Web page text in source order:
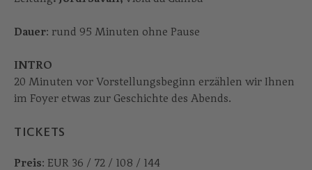
Dauer: rund 95 Minuten ohne Pause
INTRO
20 Minuten vor Vorstellungsbeginn erzählen wir Ihnen
im Foyer etwas zur Geschichte des Abends.
TICKETS
Preis: EUR 36 / 72 / 108 / 144